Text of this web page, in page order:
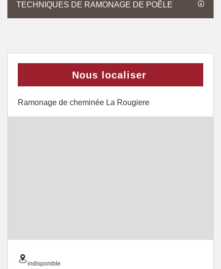
TECHNIQUES DE RAMONAGE DE POÊLE
Nous localiser
Ramonage de cheminée La Rougiere
indisponible